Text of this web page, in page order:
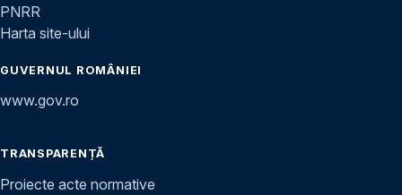
PNRR
Harta site-ului
GUVERNUL ROMÂNIEI
www.gov.ro
TRANSPARENȚĂ
Proiecte acte normative